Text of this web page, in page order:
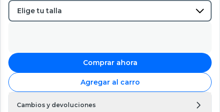
Comprar ahora
Agregar al carro
Cambios y devoluciones